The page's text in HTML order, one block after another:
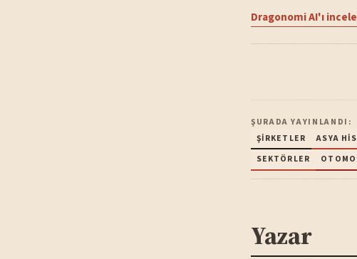
Dragonomi AI'ı
ŞURADA YAYINLANDI:
ŞIRKETLER
ASYA
SEKTÖRLER
Yazar